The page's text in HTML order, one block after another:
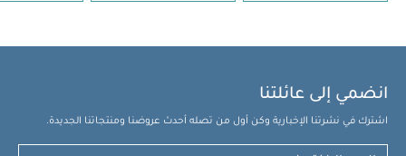
انضمي إلى عائلتنا
اشترك في نشرتنا الإخبارية وكن أول من تصله أحدث عروضنا ومنتجاتنا الجديدة.